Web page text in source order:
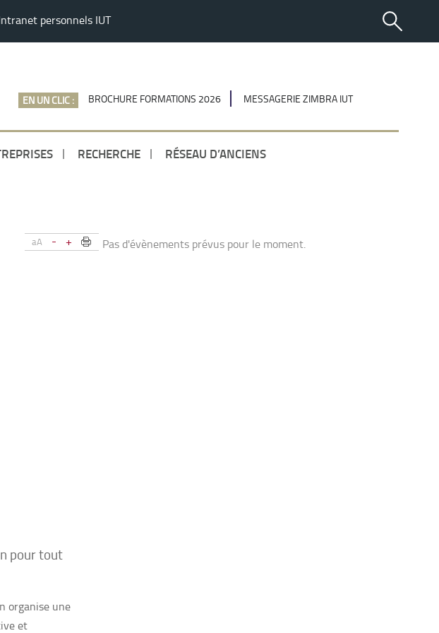
personnels IUT
EN UN CLIC : BROCHURE FORMATIONS 2026 MESSAGERIE ZIMBRA IUT
RECHERCHE RÉSEAU D’ANCIENS
aA - +
pour tout
organise une
et
Pas d'évènements prévus pour le moment.